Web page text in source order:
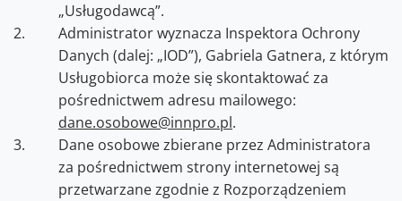
„Usługodawcą”.
Administrator wyznacza Inspektora Ochrony
Danych (dalej: „IOD”), Gabriela Gatnera, z którym
Usługobiorca może się skontaktować za
pośrednictwem adresu mailowego:
dane.osobowe@innpro.pl.
Dane osobowe zbierane przez Administratora
za pośrednictwem strony internetowej są
przetwarzane zgodnie z Rozporządzeniem